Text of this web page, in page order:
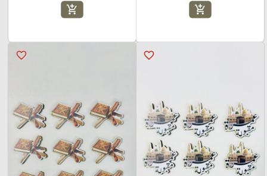
add_shopping_cart
add_shopping_cart
favorite_border
favorite_border